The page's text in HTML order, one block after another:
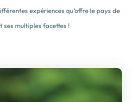
expériences qu’offre le pays de
ses multiples facettes !